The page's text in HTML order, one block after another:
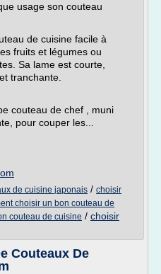
usage son couteau
de cuisine facile à
fruits et légumes ou
Sa lame est courte,
tranchante.
couteau de chef , muni
pour couper les...
de cuisine japonais / choisir
choisir un bon couteau de
couteau de cuisine / choisir
Couteaux De